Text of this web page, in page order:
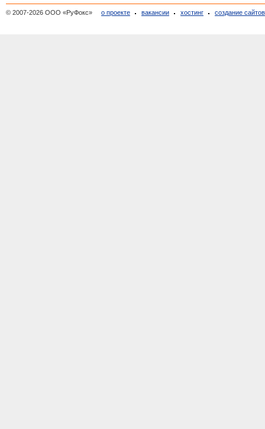
© 2007-2026 ООО «РуФокс» о проекте вакансии хостинг создание сайтов